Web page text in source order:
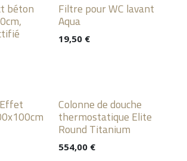
béton Filtre pour WC lavant
Aqua
19,50€
Colonne de douche
thermostatique Elite
Round Titanium
554,00€